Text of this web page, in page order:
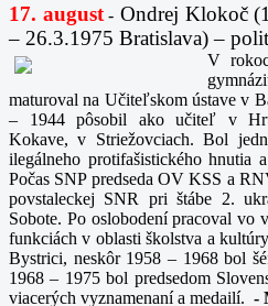
17. august- Ondrej Klokoč
– 26.3.1975 Bratislava) –
V
maturoval na Učiteľskom ústave v
– 1944 pôsobil ako učiteľ v
Kokave, v Striežovciach. Bol
ilegálneho protifašistického hnutia
Počas SNP predseda OV KSS a
povstaleckej SNR pri štábe 2.
Sobote. Po oslobodení pracoval vo
funkciách v oblasti školstva a
Bystrici, neskôr 1958 – 1968 bol
1968 – 1975 bol predsedom
viacerých vyznamenaní a medailí. -